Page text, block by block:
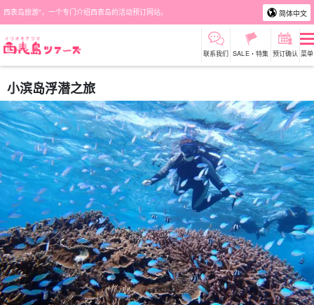
西表岛旅游"，一个专门介绍西表岛的活动预订网站。 简体中文
联系我们 SALE・特集 预订确认 菜单
小滨岛浮潜之旅